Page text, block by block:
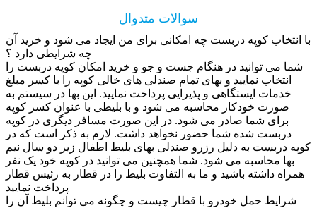
سوالات متدوال
با انتخاب کوپه دربست چه امکانی برای من ایجاد می شود و خرید آن
چه شرایطی دارد ؟
شما می توانید در هنگام جست و جو و خرید امکان کوپه دربست را
انتخاب نمایید و بهای تمام صندلی های خالی کوپه را با کسر مبلغ
خدمات ایستگاهی و پذیرایی پرداخت نمایید. این بها در سیستم به
صورت خودکار محاسبه می شود و با بلیطی با عنوان کسر کوپه
برای شما صادر می شود. در این صورت مسافر دیگری در کوپه
دربست شده شما حضور نخواهد داشت. لازم به ذکر است که در
کوپه دربست به دلیل رزرو صندلی بهای بلیط اطفال زیر دو سال نیم
بها محاسبه می شود. شما همچنین می توانید در کوپه خود یک نفر
همراه داشته باشید و ما به التفاوت بلیط را در قطار به رئیس قطار
پرداخت نمایید
شرایط حمل خودرو با قطار چیست و چگونه می توانم بلیط آن را